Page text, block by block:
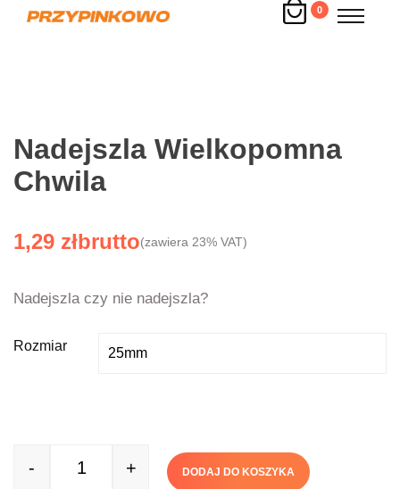
0
Nadejszla Wielkopomna
Chwila
1,29 zł (zawiera 23% VAT)
Nadejszla czy nie nadejszla?
Rozmiar
Quantity
- + DODAJ DO KOSZYKA